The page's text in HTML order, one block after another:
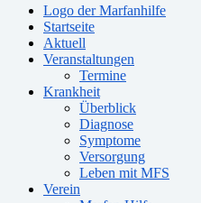
Logo der Marfanhilfe
Startseite
Aktuell
Veranstaltungen
Termine
Krankheit
Überblick
Diagnose
Symptome
Versorgung
Leben mit MFS
Verein